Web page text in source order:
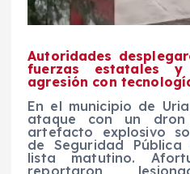
Autoridades
fuerzas estatales
agresión con
En el municipio de
ataque con un
artefacto explosivo
de Seguridad
lista matutino.